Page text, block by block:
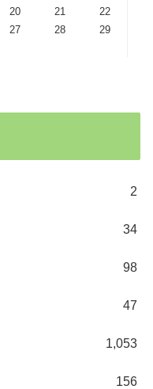
20 21
22
27 28
29
2
34
98
47
1,053
156